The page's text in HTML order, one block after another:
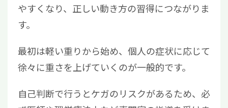
やすくなり、正しい動き方の習得につながりま
す。
最初は軽い重りから始め、個人の症状に応じて
徐々に重さを上げていくのが一般的です。
自己判断で行うとケガのリスクがあるため、必